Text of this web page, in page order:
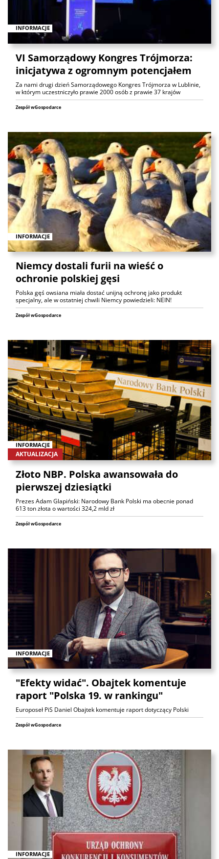
INFORMACJE
VI Samorządowy Kongres Trójmorza:
inicjatywa z ogromnym potencjałem
Za nami drugi dzień Samorządowego Kongres Trójmorza w Lublinie,
w którym uczestniczyło prawie 2000 osób z prawie 37 krajów
Zespół wGospodarce
INFORMACJE
Niemcy dostali furii na wieść o
ochronie polskiej gęsi
Polska gęś owsiana miała dostać unijną ochronę jako produkt
specjalny, ale w ostatniej chwili Niemcy powiedzieli: NEIN!
Zespół wGospodarce
INFORMACJE
AKTUALIZACJA
Złoto NBP. Polska awansowała do
pierwszej dziesiątki
Prezes Adam Glapiński: Narodowy Bank Polski ma obecnie ponad
613 ton złota o wartości 324,2 mld zł
Zespół wGospodarce
INFORMACJE
"Efekty widać". Obajtek komentuje
raport "Polska 19. w rankingu"
Europoseł PiS Daniel Obajtek komentuje raport dotyczący Polski
Zespół wGospodarce
INFORMACJE